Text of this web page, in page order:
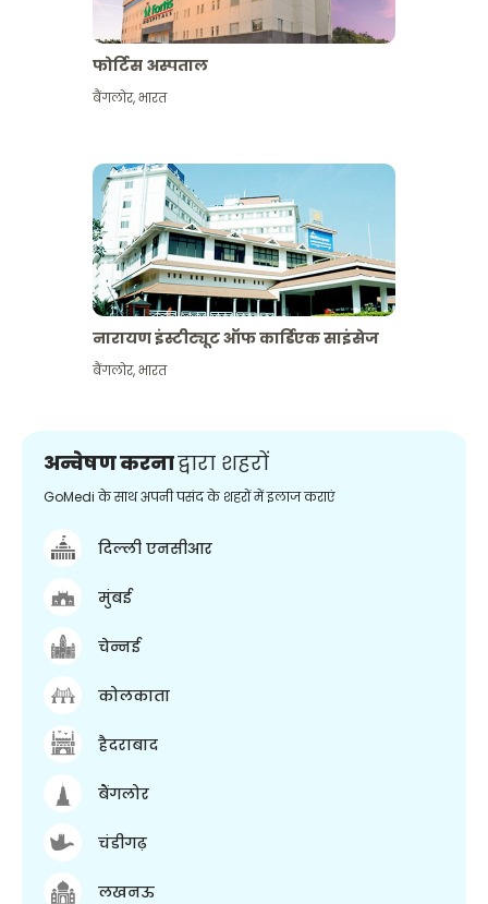
फोर्टिस अस्पताल
बैंगलोर,भारत
नारायण इंस्टीट्यूट ऑफ कार्डिएक साइंसेज
बैंगलोर,भारत
अन्वेषण करनाद्वारा शहरों
GoMedi के साथ अपनी पसंद के शहरों में इलाज कराएं
दिल्ली एनसीआर
मुंबई
चेन्नई
कोलकाता
हैदराबाद
बैंगलोर
चंडीगढ़
लखनऊ